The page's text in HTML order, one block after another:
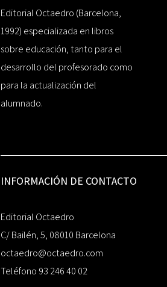
Editorial Octaedro (Barcelona,
1992) especializada en libros
sobre educación, tanto para el
desarrollo del profesorado como
para la actualización del
alumnado.
INFORMACIÓN DE CONTACTO
Editorial Octaedro
C/ Bailén, 5, 08010 Barcelona
octaedro@octaedro.com
Teléfono 93 246 40 02